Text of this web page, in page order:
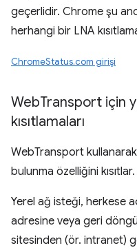
geçerlidir. Chrome şu
herhangi bir LNA
ChromeStatus.com girişi
WebTransport için
kısıtlamaları
WebTransport kullanarak
bulunma özelliğini
Yerel ağ isteği, herkese
adresine veya geri
sitesinden (ör. intranet)